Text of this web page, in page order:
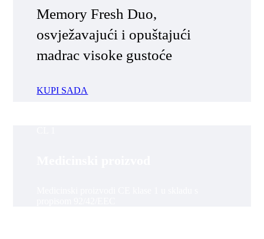
Memory Fresh Duo,
osvježavajući i opuštajući
madrac visoke gustoće
KUPI SADA